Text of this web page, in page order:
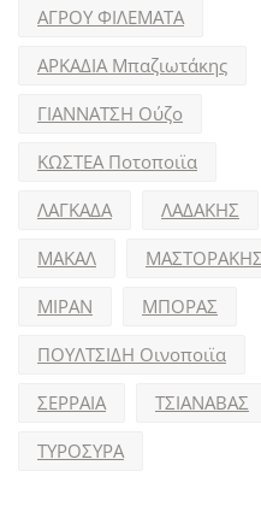
ΑΓΡΟΥ ΦΙΛΕΜΑΤΑ
ΑΡΚΑΔΙΑ Μπαζιωτάκης
ΓΙΑΝΝΑΤΣΗ Ούζο
ΚΩΣΤΕΑ Ποτοποιϊα
ΛΑΓΚΑΔΑ
ΛΑΔΑΚΗΣ
ΜΑΚΑΛ
ΜΑΣΤΟΡΑΚΗΣ
ΜΙΡΑΝ
ΜΠΟΡΑΣ
ΠΟΥΛΤΣΙΔΗ Οινοποιϊα
ΣΕΡΡΑΙΑ
ΤΣΙΑΝΑΒΑΣ
ΤΥΡΟΣΥΡΑ